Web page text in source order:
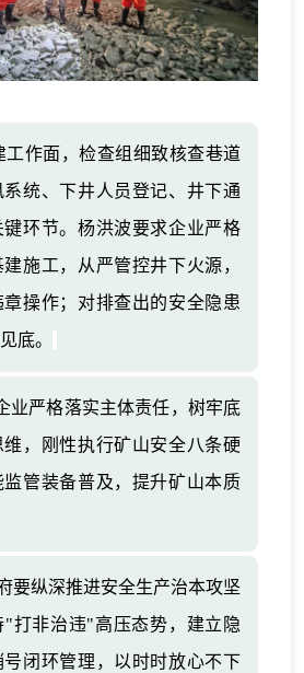
面，检查组细致核查巷道
统、下井人员登记、井下通
环节。杨洪波要求企业严格
施工，从严管控井下火源，
操作；对排查出的安全隐患
底。
严格落实主体责任，树牢底
，刚性执行矿山安全八条硬
管装备普及，提升矿山本质
纵深推进安全生产治本攻坚
"打非治违"高压态势，建立隐
号闭环管理，以时时放心不下